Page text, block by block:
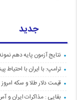
جدید
نتایج آزمون پایه دهم
ترامپ: با ایران با
قیمت دلار طلا و سکه امروز دوشنبه
بقایی : مذاکرات ایران و